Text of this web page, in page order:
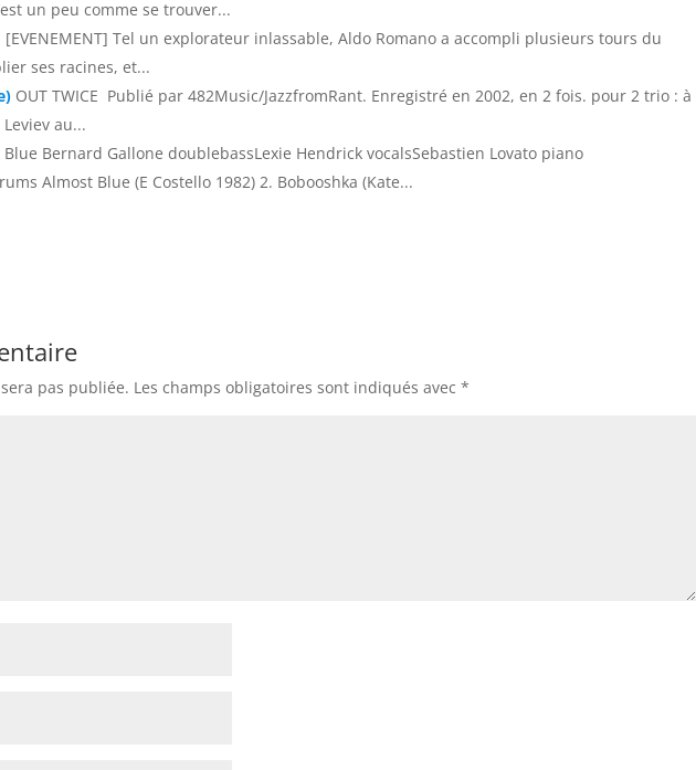
un peu comme se trouver...
[EVENEMENT] Tel un explorateur inlassable, Aldo Romano a accompli plusieurs tours du
ses racines, et...
OUT TWICE Publié par 482Music/JazzfromRant. Enregistré en 2002, en 2 fois. pour 2 trio : à
au...
Blue Bernard Gallone doublebassLexie Hendrick vocalsSebastien Lovato piano
Almost Blue (E Costello 1982) 2. Bobooshka (Kate...
pas publiée. Les champs obligatoires sont indiqués avec*